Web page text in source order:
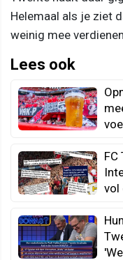
Helemaal als je ziet
weinig mee
Lees ook
FC
vol